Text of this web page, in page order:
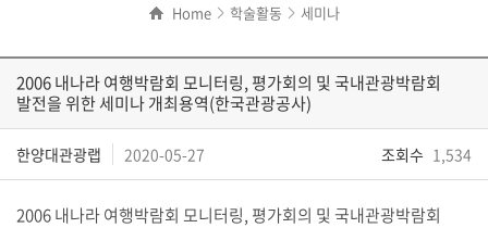
Home 학술활동 세미나
2006 내나라 여행박람회 모니터링, 평가회의 및 국내관광박람회
발전을 위한 세미나 개최용역(한국관광공사)
한양대관광랩 2020-05-27 조회수 1,534
2006 내나라 여행박람회 모니터링, 평가회의 및 국내관광박람회